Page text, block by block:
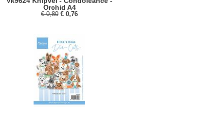
Orchid A4
€ 0,80 € 0,76